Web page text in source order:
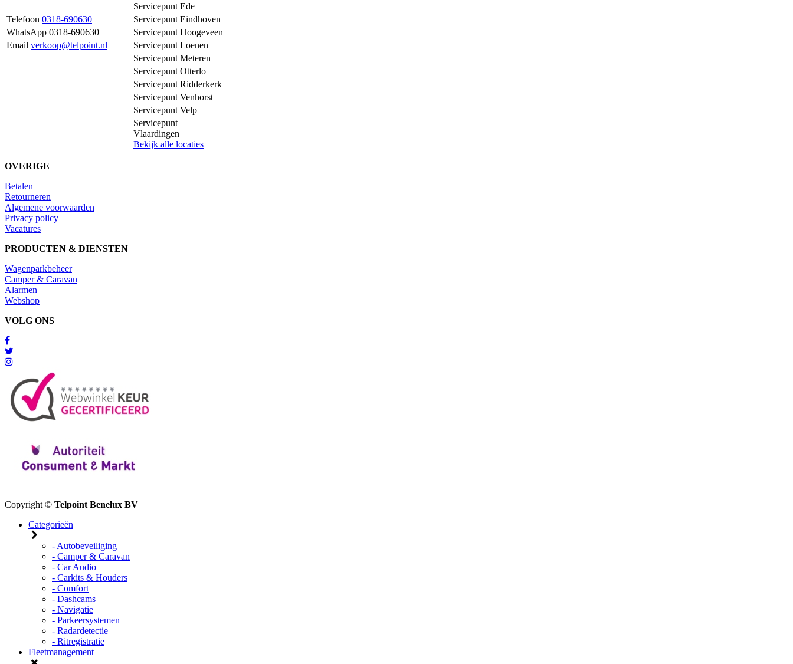
Servicepunt Ede
Telefoon 0318-690630
Servicepunt Eindhoven
WhatsApp 0318-690630
Servicepunt Hoogeveen
Email verkoop@telpoint.nl
Servicepunt Loenen
Servicepunt Meteren
Servicepunt Otterlo
Servicepunt Ridderkerk
Servicepunt Venhorst
Servicepunt Velp
Servicepunt
Vlaardingen
Bekijk alle locaties
OVERIGE
Betalen
Retourneren
Algemene voorwaarden
Privacy policy
Vacatures
PRODUCTEN & DIENSTEN
Wagenparkbeheer
Camper & Caravan
Alarmen
Webshop
VOLG ONS
Copyright © Telpoint Benelux BV
Categorieën
- Autobeveiliging
- Camper & Caravan
- Car Audio
- Carkits & Houders
- Comfort
- Dashcams
- Navigatie
- Parkeersystemen
- Radardetectie
- Ritregistratie
Fleetmanagement